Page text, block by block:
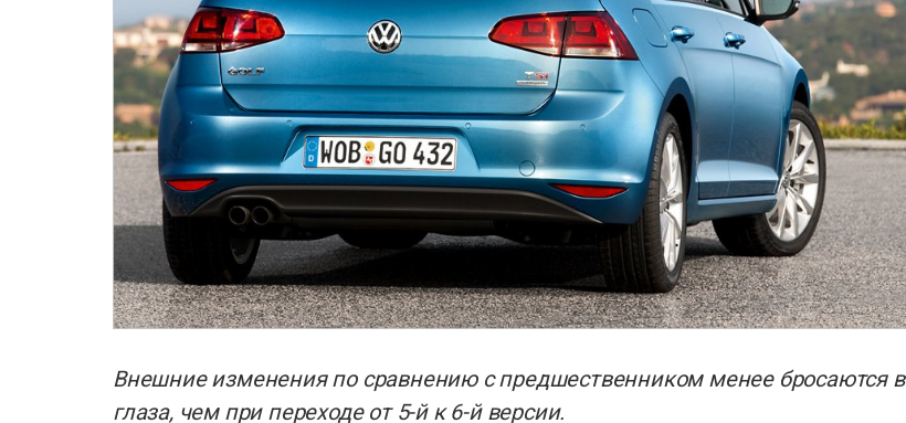
Внешние изменения по сравнению с предшественником менее бросаются в
глаза, чем при переходе от 5-й к 6-й версии.